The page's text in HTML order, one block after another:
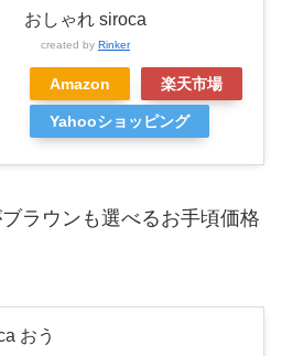
おしゃれ siroca
created by Rinker
Amazon 楽天市場
Yahooショッピング
ラウンも選べるお手頃価格
おう